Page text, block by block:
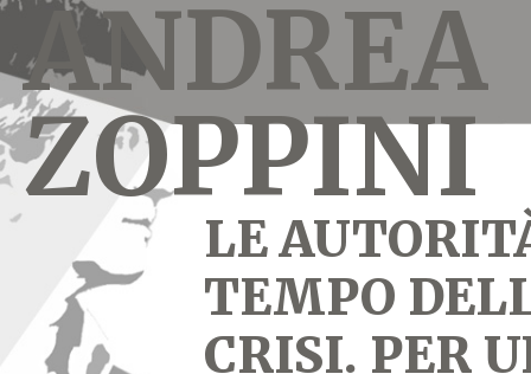
ANDREA
ZOPPINI
LE
TEMPO
CRISI. PER